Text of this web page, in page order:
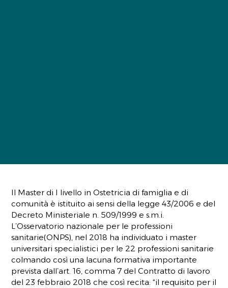
Il Master di I livello in Ostetricia di famiglia e di
comunità è istituito ai sensi della legge 43/2006 e del
Decreto Ministeriale n. 509/1999 e s.m.i.
L’Osservatorio nazionale per le professioni
sanitarie(ONPS), nel 2018 ha individuato i master
universitari specialistici per le 22 professioni sanitarie
colmando così una lacuna formativa importante
prevista dall’art. 16, comma 7 del Contratto di lavoro
del 23 febbraio 2018 che così recita: “il requisito per il